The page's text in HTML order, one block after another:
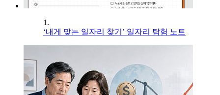
1.
‘내게 맞는 일자리 찾기’ 일자리 탐험 노트